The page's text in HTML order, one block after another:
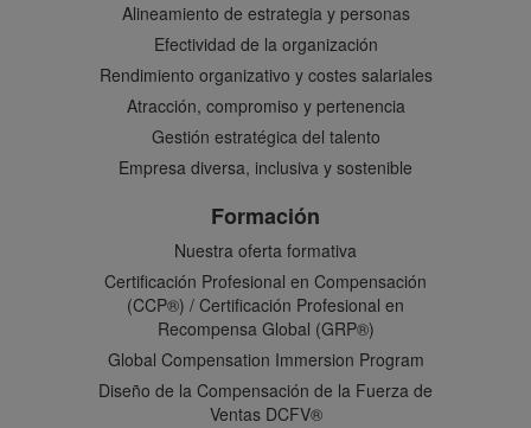
Alineamiento de estrategia y personas
Efectividad de la organización
Rendimiento organizativo y costes salariales
Atracción, compromiso y pertenencia
Gestión estratégica del talento
Empresa diversa, inclusiva y sostenible
Formación
Nuestra oferta formativa
Certificación Profesional en Compensación
(CCP®) / Certificación Profesional en
Recompensa Global (GRP®)
Global Compensation Immersion Program
Diseño de la Compensación de la Fuerza de
Ventas DCFV®